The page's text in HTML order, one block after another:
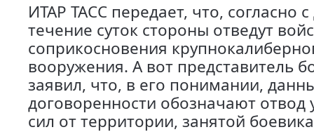
ИТАР ТАСС передает, что, согласно
течение суток стороны отведут
соприкосновения
вооружения. А вот представитель
заявил, что, в его понимании,
договоренности обозначают отвод
сил от территории, занятой